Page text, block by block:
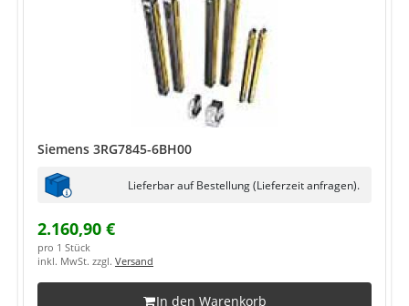
Siemens 3RG7845-6BH00
Lieferbar auf Bestellung (Lieferzeit anfragen).
2.160,90 €
pro 1 Stück
inkl. MwSt. zzgl. Versand
In den Warenkorb